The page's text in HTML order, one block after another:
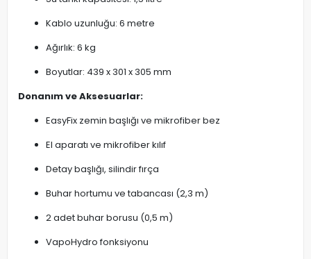
Kablo uzunluğu: 6 metre
Ağırlık: 6 kg
Boyutlar: 439 x 301 x 305 mm
Donanım ve Aksesuarlar:
EasyFix zemin başlığı ve mikrofiber bez
El aparatı ve mikrofiber kılıf
Detay başlığı, silindir fırça
Buhar hortumu ve tabancası (2,3 m)
2 adet buhar borusu (0,5 m)
VapoHydro fonksiyonu